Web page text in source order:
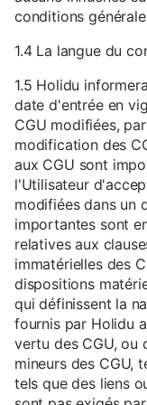
conditions
1.4 La langue du
1.5 Holidu
date d'entrée en
CGU modifiées,
modification des
aux CGU sont
l'Utilisateur
modifiées dans un
importantes sont
relatives aux
immatérielles des
dispositions
qui définissent la
fournis par Holidu
vertu des CGU, ou
mineurs des CGU,
tels que des liens